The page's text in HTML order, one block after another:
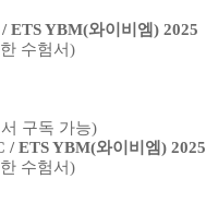
ETS YBM(와이비엠) 2025
수험서)
구독 가능)
/ ETS YBM(와이비엠) 2025
수험서)